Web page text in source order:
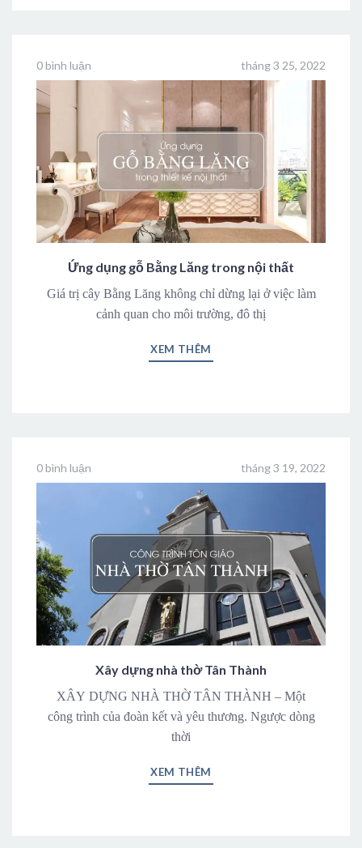
0 bình luận tháng 3 25, 2022
Ứng dụng gỗ Bằng Lăng trong nội thất
Giá trị cây Bằng Lăng không chỉ dừng lại ở việc làm
cảnh quan cho môi trường, đô thị
XEM THÊM
0 bình luận tháng 3 19, 2022
Xây dựng nhà thờ Tân Thành
XÂY DỰNG NHÀ THỜ TÂN THÀNH – Một
công trình của đoàn kết và yêu thương. Ngược dòng
thời
XEM THÊM